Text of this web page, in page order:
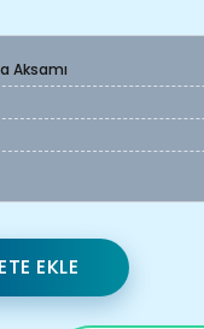
Aksamı
EKLE